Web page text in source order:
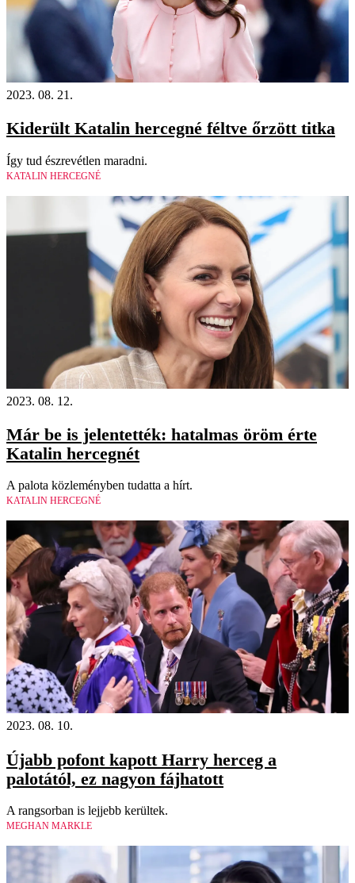
2023. 08. 21.
Kiderült Katalin hercegné féltve őrzött titka
Így tud észrevétlen maradni.
KATALIN HERCEGNÉ
2023. 08. 12.
Már be is jelentették: hatalmas öröm érte
Katalin hercegnét
A palota közleményben tudatta a hírt.
KATALIN HERCEGNÉ
2023. 08. 10.
Újabb pofont kapott Harry herceg a
palotától, ez nagyon fájhatott
A rangsorban is lejjebb kerültek.
MEGHAN MARKLE